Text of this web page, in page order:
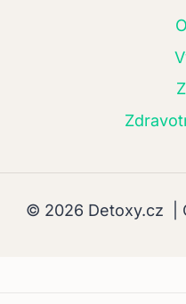
© 2026 Detoxy.cz |